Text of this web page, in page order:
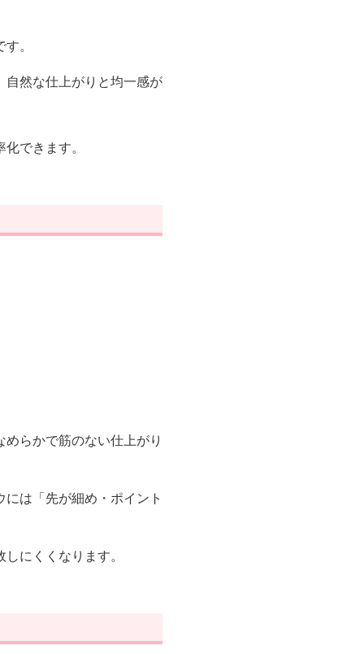
。
然な仕上がりと均一感が
できます。
らかで筋のない仕上がり
は「先が細め・ポイント
にくくなります。